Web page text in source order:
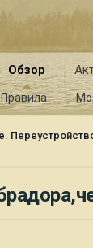
Обзор
Правила